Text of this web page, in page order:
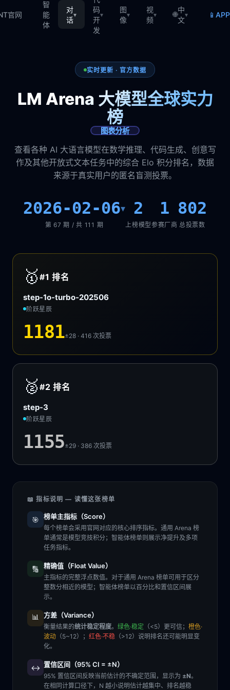
官网
智
能
体
对
话
▾
码
开
发
▾
图
像
▾
视
频
▾ 🌐
中
文
▾ 📱
实时更新 · 官方数据
LM Arena 大模型全球实力
榜
图表分析
查看各种 AI 大语言模型在数学推理、代码生成、创意写
作及其他开放式文本任务中的综合 Elo 积分排名，数据
来源于真实用户的匿名盲测投票。
2026-02-06▾
第 67 期 / 共 111 期
2
上榜模型
1
参赛厂商
802
总投票数
🥇 #1排名
step-1o-turbo-202506
阶跃星辰
1181±28 · 416次投票
🥈 #2排名
step-3
阶跃星辰
1155±29 · 386次投票
📖 指标说明 — 读懂这张榜单
🎯 榜单主指标（Score）
每个榜单会采用官网对应的核心排序指标。通用 Arena 榜
单通常是模型竞技积分；智能体榜单则展示净提升及多项
任务指标。
🔢 精确值（Float Value）
主指标的完整浮点数值。对于通用 Arena 榜单可用于区分
整数分相近的模型；智能体榜单以百分比和置信区间展
示。
📊 方差（Variance）
衡量结果的统计稳定程度。 绿色·稳定 （<5）更可信； 橙色·
波动 （5~12）； 红色·不稳 （>12）说明排名还可能明显变
化。
↔️ 置信区间（95% CI = ±N）
95% 置信区间反映当前估计的不确定范围，显示为 ±N。
在相同计算口径下，N 越小说明估计越集中、排名越稳